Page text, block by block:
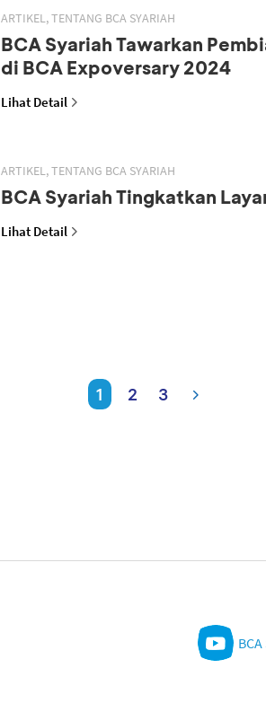
ARTIKEL, TENTANG BCA SYARIAH
BCA Syariah Tawarkan
di BCA Expoversary 2024
Lihat Detail
ARTIKEL, TENTANG BCA SYARIAH
BCA Syariah Tingkatkan
Lihat Detail
1 2 3